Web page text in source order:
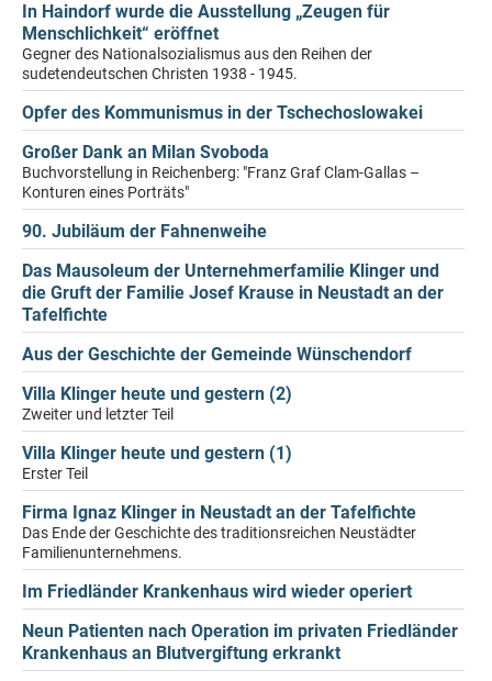
In Haindorf wurde die Ausstellung „Zeugen für
Menschlichkeit“ eröffnet
Gegner des Nationalsozialismus aus den Reihen der
sudetendeutschen Christen 1938 - 1945.
Opfer des Kommunismus in der Tschechoslowakei
Großer Dank an Milan Svoboda
Buchvorstellung in Reichenberg: "Franz Graf Clam-Gallas –
Konturen eines Porträts"
90. Jubiläum der Fahnenweihe
Das Mausoleum der Unternehmerfamilie Klinger und
die Gruft der Familie Josef Krause in Neustadt an der
Tafelfichte
Aus der Geschichte der Gemeinde Wünschendorf
Villa Klinger heute und gestern (2)
Zweiter und letzter Teil
Villa Klinger heute und gestern (1)
Erster Teil
Firma Ignaz Klinger in Neustadt an der Tafelfichte
Das Ende der Geschichte des traditionsreichen Neustädter
Familienunternehmens.
Im Friedländer Krankenhaus wird wieder operiert
Neun Patienten nach Operation im privaten Friedländer
Krankenhaus an Blutvergiftung erkrankt